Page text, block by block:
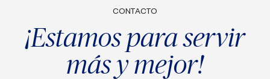
CONTACTO
¡Estamos para servir
más y mejor!